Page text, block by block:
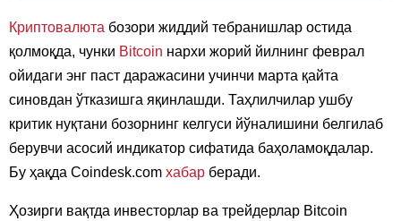
Криптовалюта бозори жиддий тебранишлар остида
қолмоқда, чунки Bitcoin нархи жорий йилнинг феврал
ойидаги энг паст даражасини учинчи марта қайта
синовдан ўтказишга яқинлашди. Таҳлилчилар ушбу
критик нуқтани бозорнинг келгуси йўналишини белгилаб
берувчи асосий индикатор сифатида баҳоламоқдалар.
Бу ҳақда Coindesk.com хабар беради.
Ҳозирги вақтда инвесторлар ва трейдерлар Bitcoin